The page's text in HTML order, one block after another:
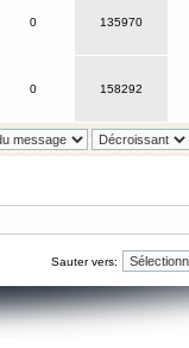
0 135970
0 158292
Sauter vers: